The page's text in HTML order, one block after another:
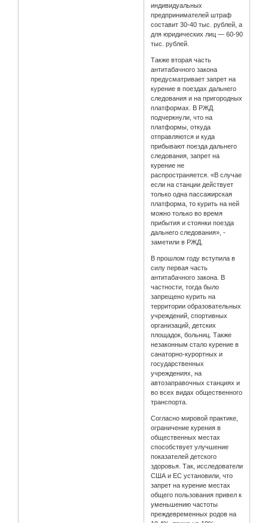
индивидуальных
предпринимателей штраф
составит 30-40 тыс. рублей, а
для юридических лиц — 60-90
тыс. рублей.
Также вторая часть
антитабачного закона
предусматривает запрет на
курение в поездах дальнего
следования и на пригородных
платформах. В РЖД
подчеркнули, что на
платформы, откуда
отправляются и куда
прибывают поезда дальнего
следования, запрет на
курение не
распространяется. «В случае
если на станции действует
только одна пассажирская
платформа, то курить на ней
можно только во время
прибытия и стоянки поезда
дальнего следования», -
заметили в РЖД.
В прошлом году вступила в
силу первая часть
антитабачного закона. В
частности, тогда было
запрещено курить на
территории образовательных
учреждений, спортивных
организаций, детских
площадок, больниц. Также
незаконным стало курение в
санаторно-курортных и
государственных
учреждениях, на
автозаправочных станциях и
во всех видах общественного
транспорта.
Согласно мировой практике,
ограничение курения в
общественных местах
способствует улучшение
показателей детского
здоровья. Так, исследователи
США и ЕС установили, что
запрет на курение местах
общего пользования привел к
уменьшению частоты
преждевременных родов на